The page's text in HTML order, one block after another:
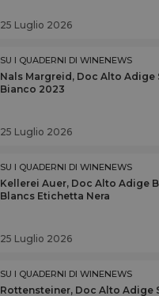
25 Luglio 2026
SU I QUADERNI DI WINENEWS
Nals Margreid, Doc Alto Adige
Bianco 2023
25 Luglio 2026
SU I QUADERNI DI WINENEWS
Kellerei Auer, Doc Alto Adige
Blancs Etichetta Nera
25 Luglio 2026
SU I QUADERNI DI WINENEWS
Rottensteiner, Doc Alto Adige